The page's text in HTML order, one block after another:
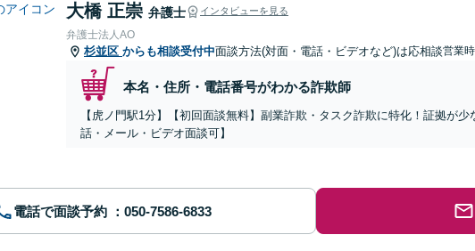
大橋 正崇 弁護士 インタビューを見る
弁護士法人AO
杉並区 からも相談受付中面談方法(対面・電話・ビデオなど)は応相談営業
本名・住所・電話番号がわかる詐欺師
【虎ノ門駅1分】【初回面談無料】副業詐欺・タスク詐欺に特化！証拠が
話・メール・ビデオ面談可】
電話で面談予約